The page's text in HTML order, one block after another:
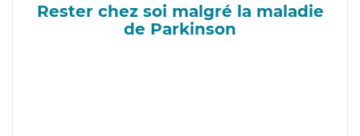
Rester chez soi malgré la maladie
de Parkinson